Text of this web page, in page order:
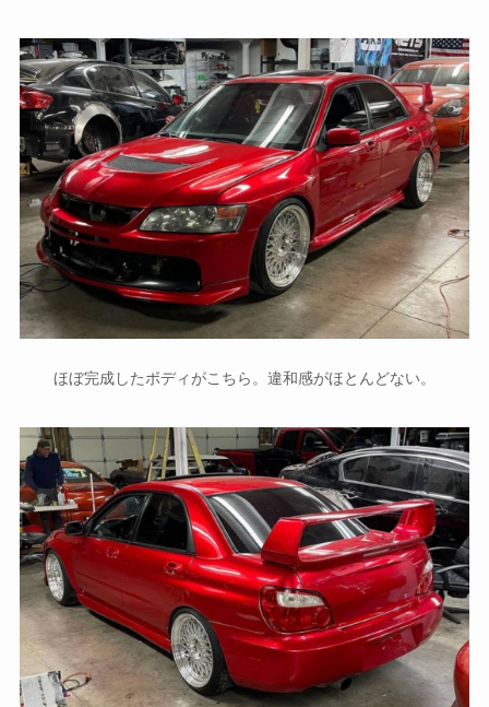
ほぼ完成したボディがこちら。違和感がほとんどない。